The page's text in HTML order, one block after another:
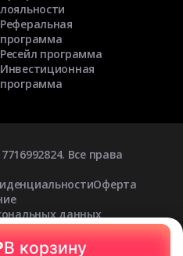
В корзину
лояльности
Реферальная
программа
Ресейл программа
Инвестиционная
программа
Все права
Оферта
данных
рассылок